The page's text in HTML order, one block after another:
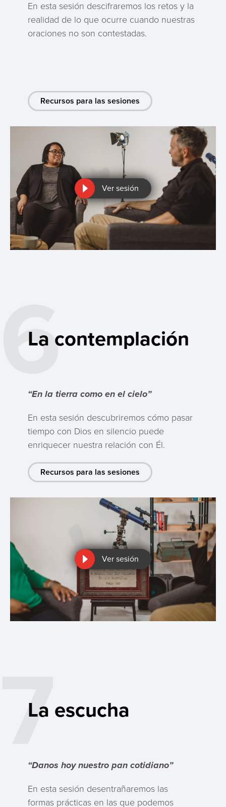
En esta sesión descifraremos los retos y la
realidad de lo que ocurre cuando nuestras
oraciones no son contestadas.
Recursos para las sesiones
Ver sesión
6
La contemplación
“En la tierra como en el cielo”
En esta sesión descubriremos cómo pasar
tiempo con Dios en silencio puede
enriquecer nuestra relación con Él.
Recursos para las sesiones
Ver sesión
7
La escucha
“Danos hoy nuestro pan cotidiano”
En esta sesión desentrañaremos las
formas prácticas en las que podemos